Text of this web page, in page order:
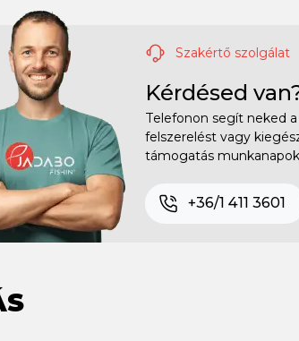
Szakértő szolgálat
Kérdésed
Telefonon segít neked
felszerelést vagy
támogatás
+36/1 411 3601